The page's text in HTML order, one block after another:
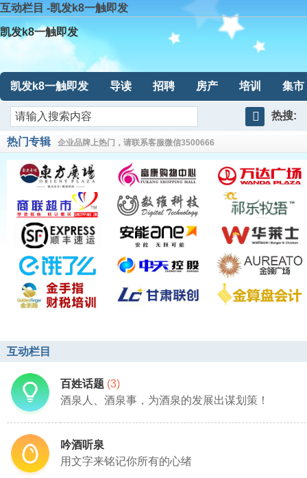
互动栏目 -凯发k8一触即发
凯发k8一触即发
凯发k8一触即发 导读 招聘 房产 培训 集市
索
热搜:
热门专辑 企业品牌上热门，请联系客服微信3500666
互动栏目
百姓话题 (3)
酒泉人、酒泉事，为酒泉的发展出谋划策！
吟酒听泉
用文字来铭记你所有的心绪